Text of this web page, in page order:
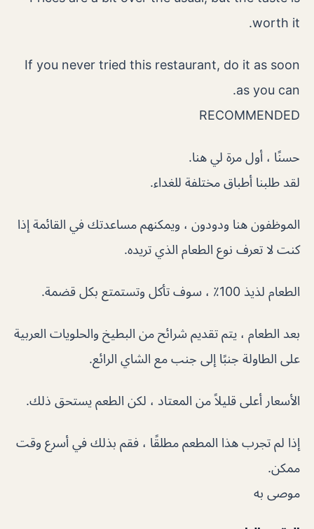
worth it.
If you never tried this restaurant, do it as soon
as you can.
RECOMMENDED
حسنًا ، أول مرة لي هنا.
لقد طلبنا أطباق مختلفة للغداء.
الموظفون هنا ودودون ، ويمكنهم مساعدتك في القائمة إذا
كنت لا تعرف نوع الطعام الذي تريده.
الطعام لذيذ 100٪ ، سوف تأكل وتستمتع بكل قضمة.
بعد الطعام ، يتم تقديم شرائح من البطيخ والحلويات العربية
على الطاولة جنبًا إلى جنب مع الشاي الرائع.
الأسعار أعلى قليلاً من المعتاد ، لكن الطعم يستحق ذلك.
إذا لم تجرب هذا المطعم مطلقًا ، فقم بذلك في أسرع وقت
ممكن.
موصى به